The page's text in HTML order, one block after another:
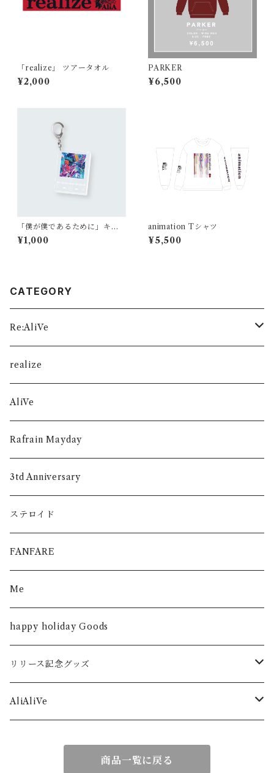
「realize」 ツアータオル
¥2,000
PARKER
¥6,500
「僕が僕であるために」キー
ホルダー
¥1,000
animation Tシャツ
¥5,500
CATEGORY
Re:AliVe
数量限定
realize
AliVe
Rafrain Mayday
3td Anniversary
ステロイド
FANFARE
Me
happy holiday Goods
リリース記念グッズ
シンデレラストーリー
AliAliVe
商品一覧に戻る